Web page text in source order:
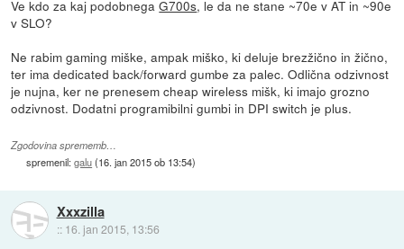
Ve kdo za kaj podobnegaG700s, le da ne stane ~70e v AT in ~90e
v SLO?
Ne rabim gaming miške, ampak miško, ki deluje brezžično in žično,
ter ima dedicated back/forward gumbe za palec. Odlična odzivnost
je nujna, ker ne prenesem cheap wireless mišk, ki imajo grozno
odzivnost. Dodatni programibilni gumbi in DPI switch je plus.
Zgodovina sprememb…
spremenil:galu(16. jan 2015 ob 13:54)
Xxxzilla
:: 16. jan 2015, 13:56